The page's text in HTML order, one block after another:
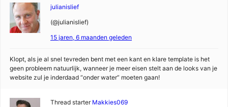
julianislief
(@julianislief)
15 jaren, 6 maanden geleden
Klopt, als je al snel tevreden bent met een kant en klare template is het
geen probleem natuurlijk, wanneer je meer eisen stelt aan de looks van je
website zul je inderdaad “onder water” moeten gaan!
Thread starter Makkies069